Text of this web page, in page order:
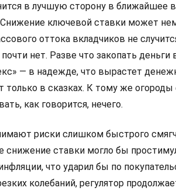
в лучшую сторону в ближайшее
ключевой ставки может
оттока вкладчиков не
нет. Разве что закопать деньги
— в надежде, что вырастет
только в сказках. К тому же огороды
как говорится, нечего.
риски слишком быстрого
снижение ставки могло бы
что ударил бы по
колебаний, регулятор